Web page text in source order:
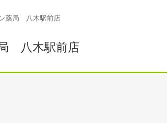
薬局 八木駅前店
八木駅前店